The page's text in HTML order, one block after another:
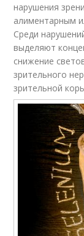
нарушения
алиментарным
Среди
выделяют
снижение
зрительного
зрительной